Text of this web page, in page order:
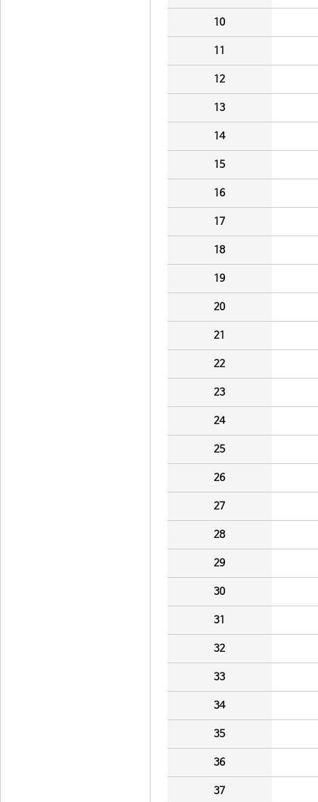
10
11
12
13
14
15
16
17
18
19
20
21
22
23
24
25
26
27
28
29
30
31
32
33
34
35
36
37